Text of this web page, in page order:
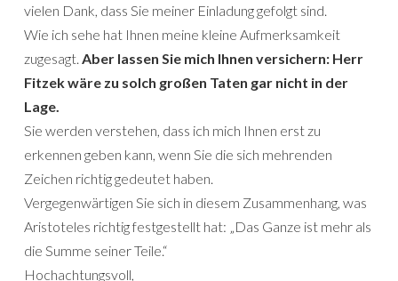
vielen Dank, dass Sie meiner Einladung gefolgt sind.
Wie ich sehe hat Ihnen meine kleine Aufmerksamkeit
zugesagt. Aber lassen Sie mich Ihnen versichern: Herr
Fitzek wäre zu solch großen Taten gar nicht in der
Lage.
Sie werden verstehen, dass ich mich Ihnen erst zu
erkennen geben kann, wenn Sie die sich mehrenden
Zeichen richtig gedeutet haben.
Vergegenwärtigen Sie sich in diesem Zusammenhang, was
Aristoteles richtig festgestellt hat: „Das Ganze ist mehr als
die Summe seiner Teile.“
Hochachtungsvoll,